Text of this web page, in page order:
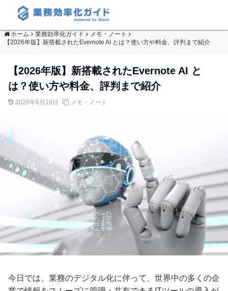
ホーム 業務効率化ガイド
メモ・ノート
【2026年版】新搭載されたEvernote AI とは？使い方や料金、評判まで紹介
【2026年版】新搭載されたEvernote AI と
は？使い方や料金、評判まで紹介
2026年6月19日 メモ・ノート
今日では、業務のデジタル化に伴って、世界中の多くの企